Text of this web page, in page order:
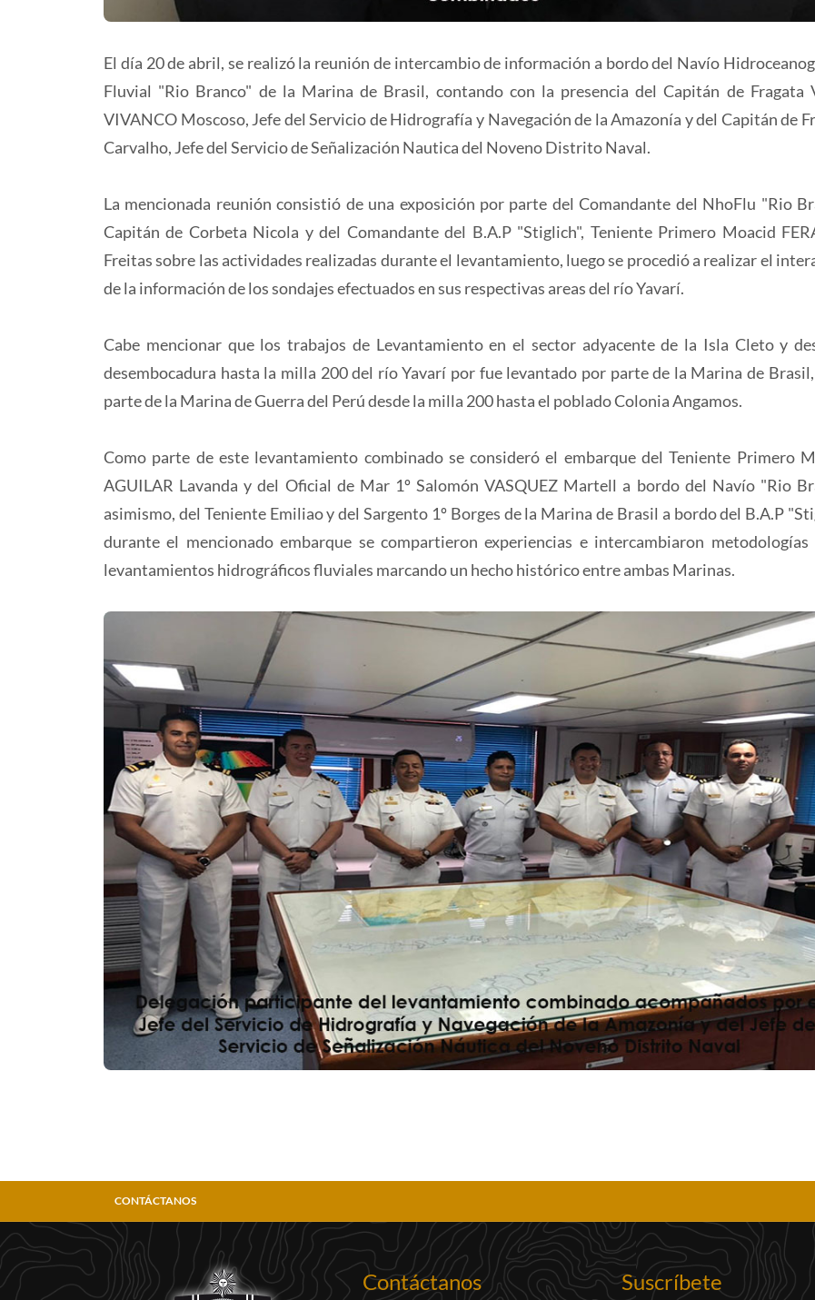
El día 20 de abril, se realizó la reunión de intercambio de información a bordo del Navío
Fluvial "Rio Branco" de la Marina de Brasil, contando con la presencia del Capitán de Fragata
VIVANCO Moscoso, Jefe del Servicio de Hidrografía y Navegación de la Amazonía y del Capitán de
Carvalho, Jefe del Servicio de Señalización Nautica del Noveno Distrito Naval.
La mencionada reunión consistió de una exposición por parte del Comandante del NhoFlu "Rio
Capitán de Corbeta Nicola y del Comandante del B.A.P "Stiglich", Teniente Primero Moacid
Freitas sobre las actividades realizadas durante el levantamiento, luego se procedió a realizar el
de la información de los sondajes efectuados en sus respectivas areas del río Yavarí.
Cabe mencionar que los trabajos de Levantamiento en el sector adyacente de la Isla Cleto y
desembocadura hasta la milla 200 del río Yavarí por fue levantado por parte de la Marina de
parte de la Marina de Guerra del Perú desde la milla 200 hasta el poblado Colonia Angamos.
Como parte de este levantamiento combinado se consideró el embarque del Teniente Primero
AGUILAR Lavanda y del Oficial de Mar 1º Salomón VASQUEZ Martell a bordo del Navío "Rio
asimismo, del Teniente Emiliao y del Sargento 1º Borges de la Marina de Brasil a bordo del B.A.P
durante el mencionado embarque se compartieron experiencias e intercambiaron metodologías
levantamientos hidrográficos fluviales marcando un hecho histórico entre ambas Marinas.
CONTÁCTANOS
Contáctanos Suscríbete